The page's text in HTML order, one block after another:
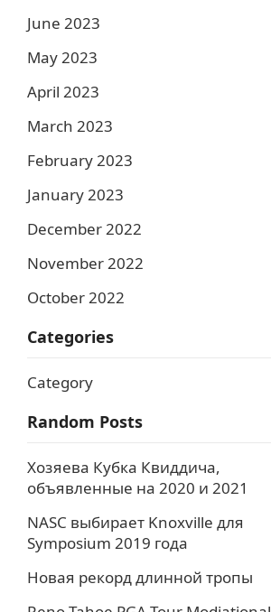
June 2023
May 2023
April 2023
March 2023
February 2023
January 2023
December 2022
November 2022
October 2022
Categories
Category
Random Posts
Хозяева Кубка Квиддича,
объявленные на 2020 и 2021
NASC выбирает Knoxville для
Symposium 2019 года
Новая рекорд длинной тропы